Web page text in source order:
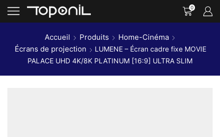
0
Accueil Produits
Home-Cinéma
Écrans de projection
LUMENE – Écran cadre fixe MOVIE
PALACE UHD 4K/8K PLATINUM [16:9] ULTRA SLIM